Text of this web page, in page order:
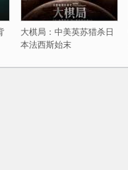
大棋局：中美英苏猎杀日
本法西斯始末